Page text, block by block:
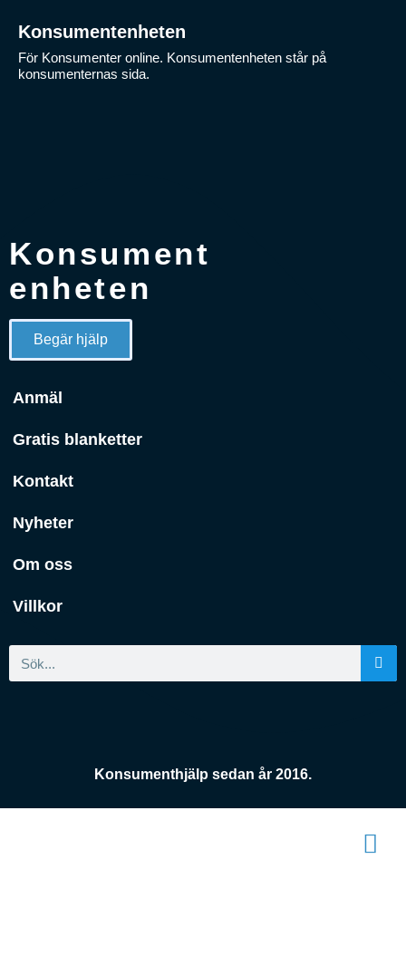
Konsumentenheten
För Konsumenter online. Konsumentenheten står på
konsumenternas sida.
Konsument
enheten
Begär hjälp
Anmäl
Gratis blanketter
Kontakt
Nyheter
Om oss
Villkor
Konsumenthjälp sedan år 2016.